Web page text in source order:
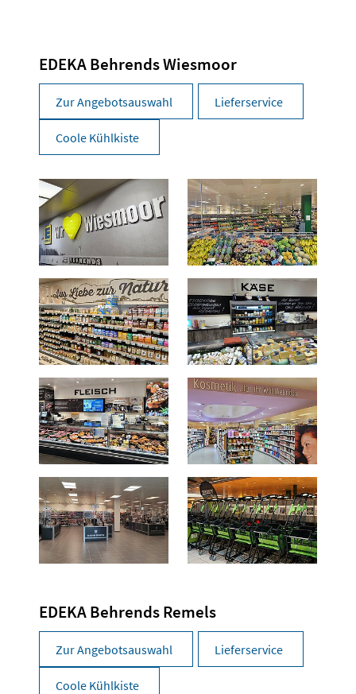
EDEKA Behrends Wiesmoor
Zur Angebotsauswahl Lieferservice
Coole Kühlkiste
EDEKA Behrends Remels
Zur Angebotsauswahl Lieferservice
Coole Kühlkiste